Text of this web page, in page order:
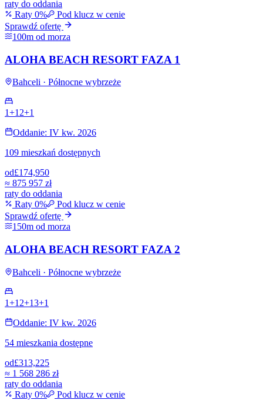
raty do oddania
Raty 0%
Pod klucz w cenie
Sprawdź ofertę
100m od morza
ALOHA BEACH RESORT FAZA 1
Bahceli · Północne wybrzeże
1+1 2+1
Oddanie: IV kw. 2026
109 mieszkań dostępnych
od£174,950
≈ 875 957 zł
raty do oddania
Raty 0%
Pod klucz w cenie
Sprawdź ofertę
150m od morza
ALOHA BEACH RESORT FAZA 2
Bahceli · Północne wybrzeże
1+1 2+13+1
Oddanie: IV kw. 2026
54 mieszkania dostępne
od£313,225
≈ 1 568 286 zł
raty do oddania
Raty 0%
Pod klucz w cenie